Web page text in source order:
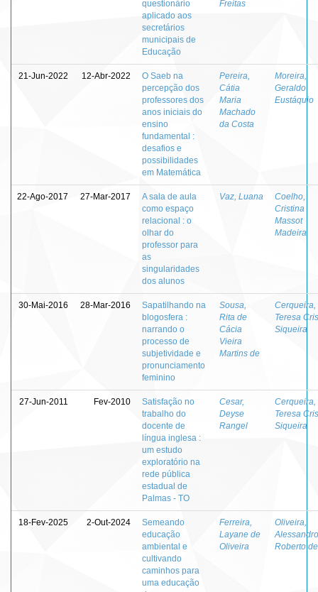
questionário
aplicado aos
secretários
municipais de
Educação
Freitas
21-Jun-2022 12-Abr-2022
O Saeb na
percepção dos
professores dos
anos iniciais do
ensino
fundamental :
desafios e
possibilidades
em Matemática
Pereira,
Cátia
Maria
Machado
da Costa
Moreira,
Geraldo
Eustáquio
22-Ago-2017 27-Mar-2017
A sala de aula
como espaço
relacional : o
olhar do
professor para
as
singularidades
dos alunos
Vaz, Luana
Coelho,
Cristina
Massot
Madeira
30-Mai-2016 28-Mar-2016
Sapatilhando na
blogosfera :
narrando o
processo de
subjetividade e
pronunciamento
feminino
Sousa,
Rita de
Cácia
Vieira
Martins de
Cerqueira,
Teresa
Siqueira
27-Jun-2011 Fev-2010
Satisfação no
trabalho do
docente de
língua inglesa :
um estudo
exploratório na
rede pública
estadual de
Palmas - TO
Cesar,
Deyse
Rangel
Cerqueira,
Teresa
Siqueira
18-Fev-2025 2-Out-2024
Semeando
educação
ambiental e
cultivando
caminhos para
uma educação
Ferreira,
Layane de
Oliveira
Oliveira,
Alessandro
Roberto de